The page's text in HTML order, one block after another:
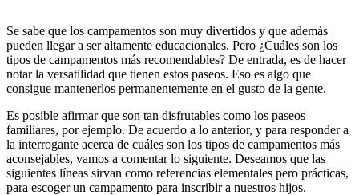
Se sabe que los campamentos son muy divertidos y que además
pueden llegar a ser altamente educacionales. Pero ¿Cuáles son los
tipos de campamentos más recomendables? De entrada, es de hacer
notar la versatilidad que tienen estos paseos. Eso es algo que
consigue mantenerlos permanentemente en el gusto de la gente.
Es posible afirmar que son tan disfrutables como los paseos
familiares, por ejemplo. De acuerdo a lo anterior, y para responder a
la interrogante acerca de cuáles son los tipos de campamentos más
aconsejables, vamos a comentar lo siguiente. Deseamos que las
siguientes líneas sirvan como referencias elementales pero prácticas,
para escoger un campamento para inscribir a nuestros hijos.